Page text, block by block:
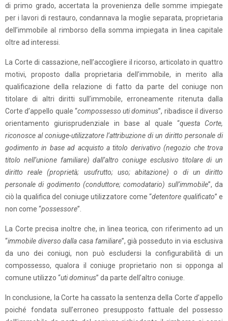
di primo grado, accertata la provenienza delle somme impiegate
per i lavori di restauro, condannava la moglie separata, proprietaria
dell’immobile al rimborso della somma impiegata in linea capitale
oltre ad interessi.
La Corte di cassazione, nell’accogliere il ricorso, articolato in quattro
motivi, proposto dalla proprietaria dell’immobile, in merito alla
qualificazione della relazione di fatto da parte del coniuge non
titolare di altri diritti sull’immobile, erroneamente ritenuta dalla
Corte d’appello quale “compossesso uti dominus”, ribadisce il diverso
orientamento giurisprudenziale in base al quale “questa Corte,
riconosce al coniuge-utilizzatore l’attribuzione di un diritto personale di
godimento in base ad acquisto a titolo derivativo (negozio che trova
titolo nell’unione familiare) dall’altro coniuge esclusivo titolare di un
diritto reale (proprietà; usufrutto; uso; abitazione) o di un diritto
personale di godimento (conduttore; comodatario) sull’immobile”, da
ciò la qualifica del coniuge utilizzatore come “detentore qualificato” e
non come “possessore”.
La Corte precisa inoltre che, in linea teorica, con riferimento ad un
“immobile diverso dalla casa familiare”, già posseduto in via esclusiva
da uno dei coniugi, non può escludersi la configurabilità di un
compossesso, qualora il coniuge proprietario non si opponga al
comune utilizzo “uti dominus” da parte dell’altro coniuge.
In conclusione, la Corte ha cassato la sentenza della Corte d’appello
poiché fondata sull’erroneo presupposto fattuale del possesso